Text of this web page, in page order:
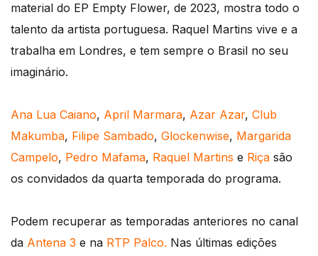
material do EP Empty Flower, de 2023, mostra todo o
talento da artista portuguesa. Raquel Martins vive e a
trabalha em Londres, e tem sempre o Brasil no seu
imaginário.
Ana Lua Caiano, April Marmara, Azar Azar, Club
Makumba, Filipe Sambado, Glockenwise, Margarida
Campelo, Pedro Mafama, Raquel Martins e Riça são
os convidados da quarta temporada do programa.
Podem recuperar as temporadas anteriores no canal
da Antena 3 e na RTP Palco. Nas últimas edições